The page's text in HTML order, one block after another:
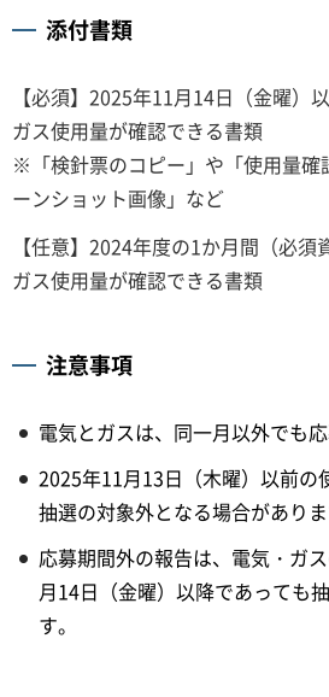
添付書類
【必須】2025年11月14日（金曜）
ガス使用量が確認できる書類
※「検針票のコピー」や「使用量確
ーンショット画像」など
【任意】2024年度の1か月間（必須
ガス使用量が確認できる書類
注意事項
電気とガスは、同一月以外でも応
2025年11月13日（木曜）以前の
抽選の対象外となる場合がありま
応募期間外の報告は、電気・ガ
月14日（金曜）以降であっても
す。